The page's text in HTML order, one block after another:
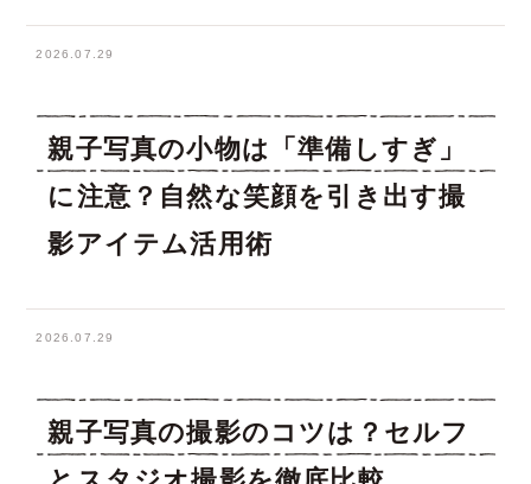
2026.07.29
親子写真の小物は「準備しすぎ」
に注意？自然な笑顔を引き出す撮
影アイテム活用術
2026.07.29
親子写真の撮影のコツは？セルフ